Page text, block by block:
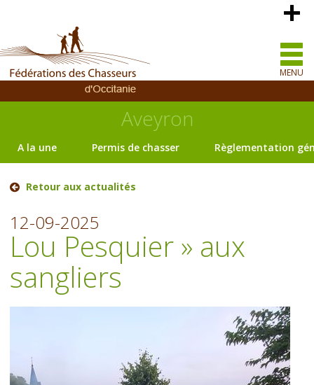
MENU
Aveyron
A la une Permis de chasser Règlementation
Retour aux actualités
12-09-2025
Lou Pesquier » aux
sangliers